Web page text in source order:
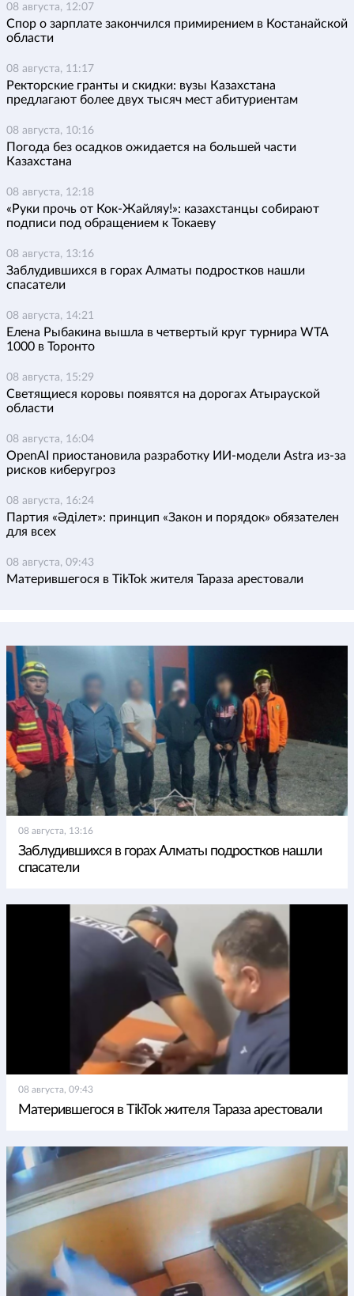
08 августа, 12:07
Спор о зарплате закончился примирением в Костанайской
области
08 августа, 11:17
Ректорские гранты и скидки: вузы Казахстана
предлагают более двух тысяч мест абитуриентам
08 августа, 10:16
Погода без осадков ожидается на большей части
Казахстана
08 августа, 12:18
«Руки прочь от Кок-Жайляу!»: казахстанцы собирают
подписи под обращением к Токаеву
08 августа, 13:16
Заблудившихся в горах Алматы подростков нашли
спасатели
08 августа, 14:21
Елена Рыбакина вышла в четвертый круг турнира WTA
1000 в Торонто
08 августа, 15:29
Светящиеся коровы появятся на дорогах Атырауской
области
08 августа, 16:04
OpenAI приостановила разработку ИИ-модели Astra из-за
рисков киберугроз
08 августа, 16:24
Партия «Әділет»: принцип «Закон и порядок» обязателен
для всех
08 августа, 09:43
Матерившегося в TikTok жителя Тараза арестовали
08 августа, 13:16
Заблудившихся в горах Алматы подростков нашли
спасатели
08 августа, 09:43
Матерившегося в TikTok жителя Тараза арестовали